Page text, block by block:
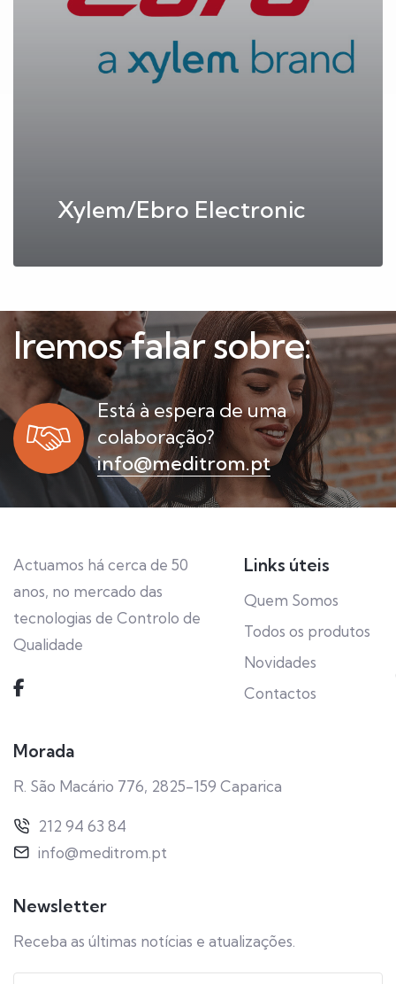
Xylem/Ebro Electronic
Iremos falar sobre:
Está à espera de uma
colaboração?
info@meditrom.pt
Actuamos há cerca de 50
anos, no mercado das
tecnologias de Controlo de
Qualidade
Links úteis
Quem Somos
Todos os produtos
Novidades
Contactos
Morada
R. São Macário 776, 2825-159 Caparica
212 94 63 84
info@meditrom.pt
Newsletter
Receba as últimas notícias e atualizações.